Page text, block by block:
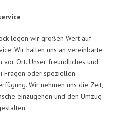
legen wir großen Wert auf
Wir halten uns an vereinbarte
vor Ort. Unser freundliches und
Fragen oder speziellen
Wir nehmen uns die Zeit,
einzugehen und den Umzug